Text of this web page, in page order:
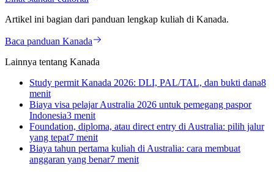
Artikel ini bagian dari panduan lengkap kuliah di Kanada.
Baca panduan Kanada
Lainnya tentang Kanada
Study permit Kanada 2026: DLI, PAL/TAL, dan bukti dana8
menit
Biaya visa pelajar Australia 2026 untuk pemegang paspor
Indonesia3 menit
Foundation, diploma, atau direct entry di Australia: pilih jalur
yang tepat7 menit
Biaya tahun pertama kuliah di Australia: cara membuat
anggaran yang benar7 menit